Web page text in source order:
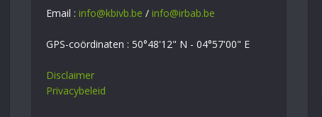
Email : info@kbivb.be / info@irbab.be
GPS-coördinaten : 50°48'12" N - 04°57'00" E
Disclaimer
Privacybeleid